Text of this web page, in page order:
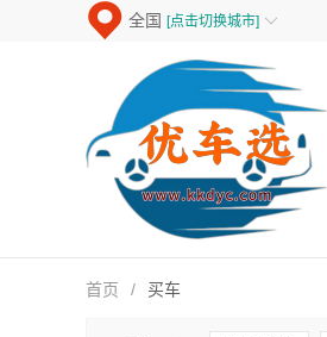
全国 [点击切换城市] 
首页 / 买车